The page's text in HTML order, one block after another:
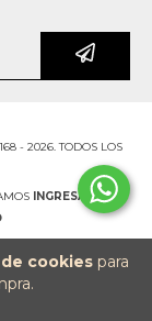
cookiespara
- 2026. TODOS LOS
INGRESÁ ACÁ.